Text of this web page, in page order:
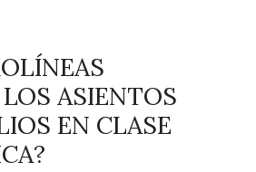
ASIENTOS
EN CLASE